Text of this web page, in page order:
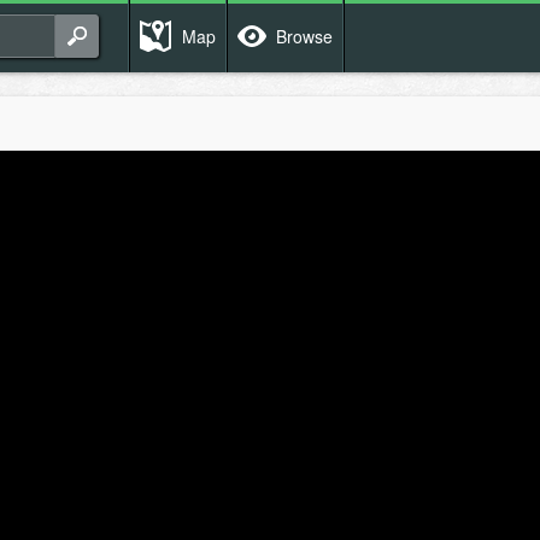
Map Browse